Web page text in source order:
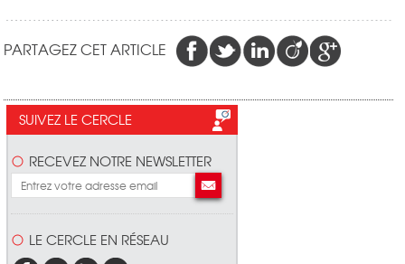
PARTAGEZ CET ARTICLE
SUIVEZ LE CERCLE
RECEVEZ NOTRE NEWSLETTER
LE CERCLE EN RÉSEAU